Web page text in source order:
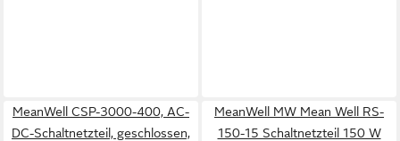
MeanWell CSP-3000-400, AC-
DC-Schaltnetzteil, geschlossen,
MeanWell MW Mean Well RS-
150-15 Schaltnetzteil 150 W